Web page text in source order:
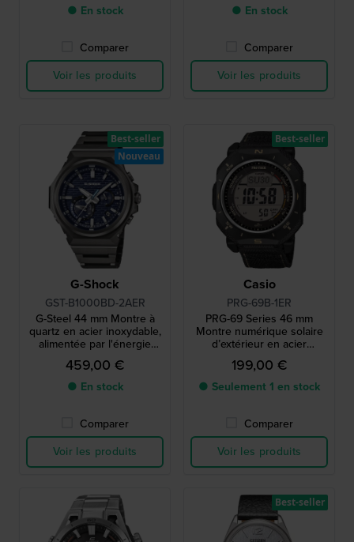
● En stock
Comparer
Voir les produits
● En stock
Comparer
Voir les produits
G-Shock
GST-B1000BD-2AER
G-Steel 44 mm Montre à
quartz en acier inoxydable,
alimentée par l'énergie
solaire et connectée par
Bluetooth
459,00 €
● En stock
Comparer
Voir les produits
Best-seller
Nouveau
Casio
PRG-69B-1ER
PRG-69 Series 46 mm
Montre numérique solaire
d’extérieur en acier
inoxydable et biosourcé.
199,00 €
● Seulement 1 en stock
Comparer
Voir les produits
Best-seller
Best-seller